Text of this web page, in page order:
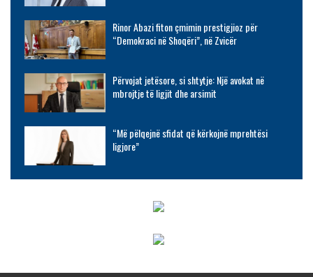
Rinor Abazi fiton çmimin prestigjioz për
“Demokraci në Shoqëri”, në Zvicër
Përvojat jetësore, si shtytje: Një avokat në
mbrojtje të ligjit dhe arsimit
“Më pëlqejnë sfidat që kërkojnë mprehtësi
ligjore”